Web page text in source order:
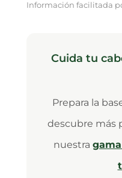
Información facilitada
Cuida tu
Prepara la
descubre más
nuestra